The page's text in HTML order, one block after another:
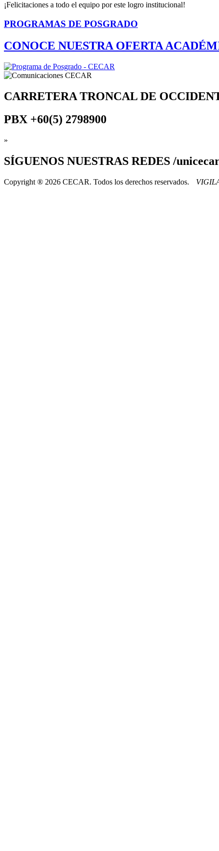
¡Felicitaciones a todo el equipo por este logro institucional!
PROGRAMAS DE POSGRADO
CONOCE NUESTRA OFERTA
CARRETERA TRONCAL DE
PBX +60(5) 2798900
»
SÍGUENOS NUESTRAS REDES /
Copyright ® 2026 CECAR. Todos los derechos reservados.